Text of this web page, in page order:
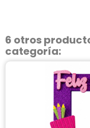
6 otros
categoría: